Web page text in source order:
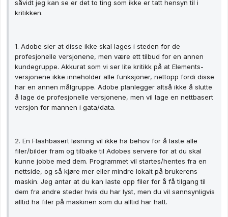
såvidt jeg kan se er det to ting som ikke er tatt hensyn til i
kritikken.
1. Adobe sier at disse ikke skal lages i steden for de
profesjonelle versjonene, men være ett tilbud for en annen
kundegruppe. Akkurat som vi ser lite kritikk på at Elements-
versjonene ikke inneholder alle funksjoner, nettopp fordi disse
har en annen målgruppe. Adobe planlegger altså ikke å slutte
å lage de profesjonelle versjonene, men vil lage en nettbasert
versjon for mannen i gata/data.
2. En Flashbasert løsning vil ikke ha behov for å laste alle
filer/bilder fram og tilbake til Adobes servere for at du skal
kunne jobbe med dem. Programmet vil startes/hentes fra en
nettside, og så kjøre mer eller mindre lokalt på brukerens
maskin. Jeg antar at du kan laste opp filer for å få tilgang til
dem fra andre steder hvis du har lyst, men du vil sannsynligvis
alltid ha filer på maskinen som du alltid har hatt.